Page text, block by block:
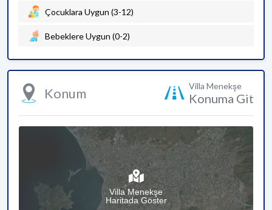
Çocuklara Uygun (3-12)
Bebeklere Uygun (0-2)
Konum Villa Menekşe
Konuma Git
Villa Menekşe
Haritada Göster